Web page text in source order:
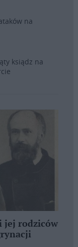
na
ksiądz na
jej rodziców